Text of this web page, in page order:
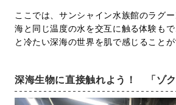
ここでは、サンシャイン水族館のラグ
海と同じ温度の水を交互に触る体験も
と冷たい深海の世界を肌で感じることが
深海生物に直接触れよう！ 「ゾク